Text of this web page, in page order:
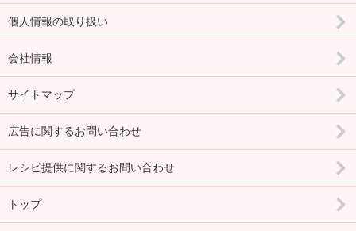
個人情報の取り扱い
会社情報
サイトマップ
広告に関するお問い合わせ
レシピ提供に関するお問い合わせ
トップ